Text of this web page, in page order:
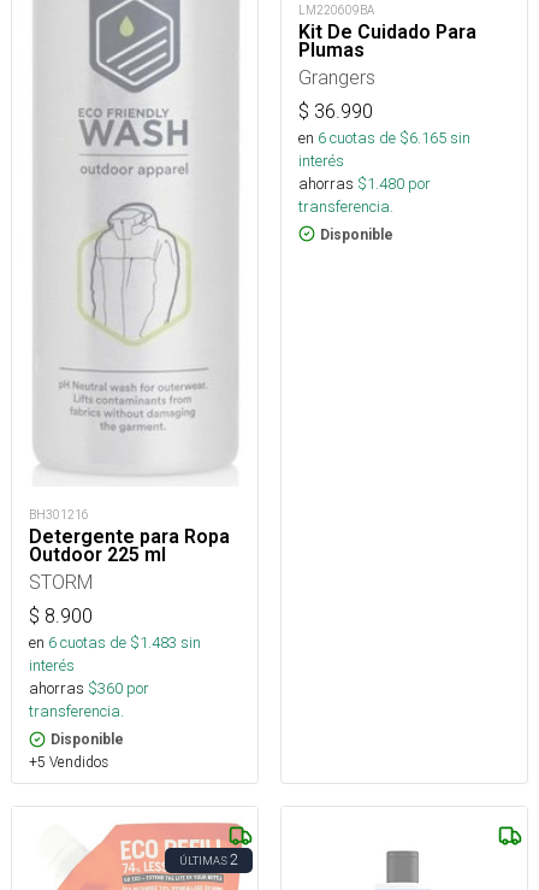
BH301216
Detergente para Ropa
Outdoor 225 ml
STORM
$ 8.900
en 6cuotas de $1.483 sin
interés
ahorras $360 por
transferencia.
Disponible
+5 Vendidos
LM220609BA
Kit De Cuidado Para
Plumas
Grangers
$ 36.990
en 6cuotas de $6.165sin
interés
ahorras $1.480 por
transferencia.
Disponible
ÚLTIMAS2